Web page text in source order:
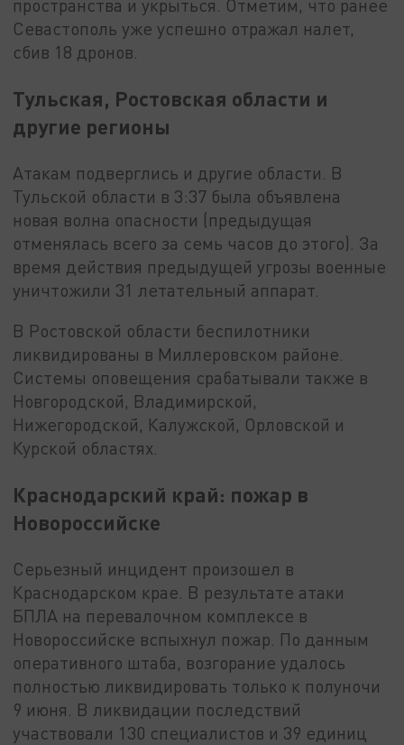
пространства и укрыться. Отметим, что ранее
Севастополь уже успешно отражал налет,
сбив 18 дронов.
Тульская, Ростовская области и
другие регионы
Атакам подверглись и другие области. В
Тульской области в 3:37 была объявлена
новая волна опасности (предыдущая
отменялась всего за семь часов до этого). За
время действия предыдущей угрозы военные
уничтожили 31 летательный аппарат.
В Ростовской области беспилотники
ликвидированы в Миллеровском районе.
Системы оповещения срабатывали также в
Новгородской, Владимирской,
Нижегородской, Калужской, Орловской и
Курской областях.
Краснодарский край: пожар в
Новороссийске
Серьезный инцидент произошел в
Краснодарском крае. В результате атаки
БПЛА на перевалочном комплексе в
Новороссийске вспыхнул пожар. По данным
оперативного штаба, возгорание удалось
полностью ликвидировать только к полуночи
9 июня. В ликвидации последствий
участвовали 130 специалистов и 39 единиц